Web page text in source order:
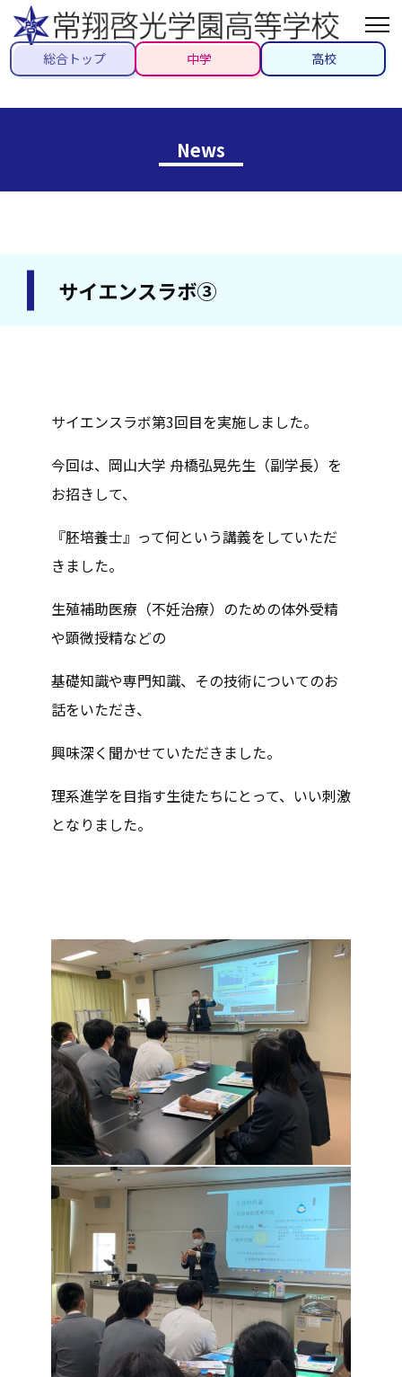
総合トップ 中学 高校
News
サイエンスラボ③
サイエンスラボ第3回目を実施しました。
今回は、岡山大学 舟橋弘晃先生（副学長）を
お招きして、
『胚培養士』って何という講義をしていただ
きました。
生殖補助医療（不妊治療）のための体外受精
や顕微授精などの
基礎知識や専門知識、その技術についてのお
話をいただき、
興味深く聞かせていただきました。
理系進学を目指す生徒たちにとって、いい刺激
となりました。